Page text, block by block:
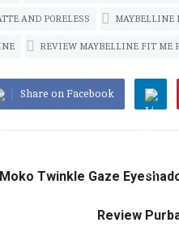
AND PORELESS MAYBELLINE
REVIEW MAYBELLINE FIT ME
Share on Facebook
Twinkle Gaze
Review